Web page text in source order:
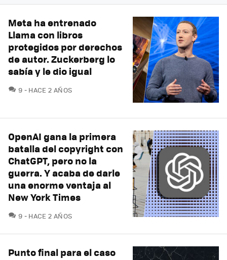
Meta ha entrenado
Llama con libros
protegidos por derechos
de autor. Zuckerberg lo
sabía y le dio igual
9 COMENTARIOS
HACE 2 AÑOS
OpenAI gana la primera
batalla del copyright con
ChatGPT, pero no la
guerra. Y acaba de darle
una enorme ventaja al
New York Times
9 COMENTARIOS
HACE 2 AÑOS
Punto final para el caso